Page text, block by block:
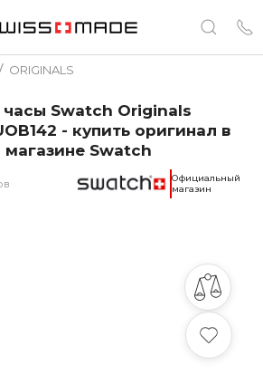
ORIGINALS
Swatch Originals
- купить оригинал в
Swatch
Официальный
магазин